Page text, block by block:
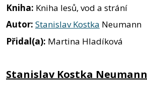
Kniha: Kniha lesů, vod a strání
Autor: Stanislav Kostka Neumann
Přidal(a): Martina Hladíková
Stanislav Kostka Neumann